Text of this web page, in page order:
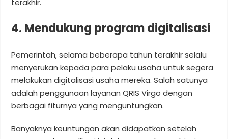
terakhir.
4. Mendukung program digitalisasi
Pemerintah, selama beberapa tahun terakhir selalu
menyerukan kepada para pelaku usaha untuk segera
melakukan digitalisasi usaha mereka. Salah satunya
adalah penggunaan layanan QRIS Virgo dengan
berbagai fiturnya yang menguntungkan.
Banyaknya keuntungan akan didapatkan setelah